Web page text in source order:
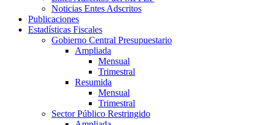
Noticias Entes Adscritos
Publicaciones
Estadísticas Fiscales
Gobierno Central Presupuestario
Ampliada
Mensual
Trimestral
Resumida
Mensual
Trimestral
Sector Público Restringido